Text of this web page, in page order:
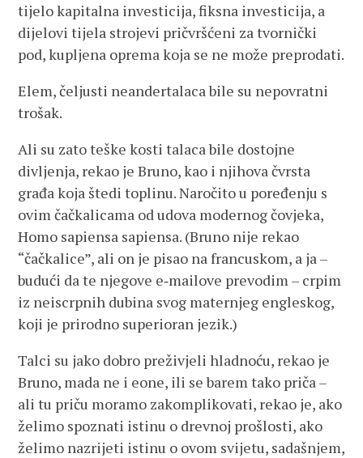
tijelo kapitalna investicija, fiksna investicija, a
dijelovi tijela strojevi pričvršćeni za tvornički
pod, kupljena oprema koja se ne može preprodati.
Elem, čeljusti neandertalaca bile su nepovratni
trošak.
Ali su zato teške kosti talaca bile dostojne
divljenja, rekao je Bruno, kao i njihova čvrsta
građa koja štedi toplinu. Naročito u poređenju s
ovim čačkalicama od udova modernog čovjeka,
Homo sapiensa sapiensa. (Bruno nije rekao
“čačkalice”, ali on je pisao na francuskom, a ja –
budući da te njegove e‑mailove prevodim – crpim
iz neiscrpnih dubina svog maternjeg engleskog,
koji je prirodno superioran jezik.)
Talci su jako dobro preživjeli hladnoću, rekao je
Bruno, mada ne i eone, ili se barem tako priča –
ali tu priču moramo zakomplikovati, rekao je, ako
želimo spoznati istinu o drevnoj prošlosti, ako
želimo nazrijeti istinu o ovom svijetu, sadašnjem,